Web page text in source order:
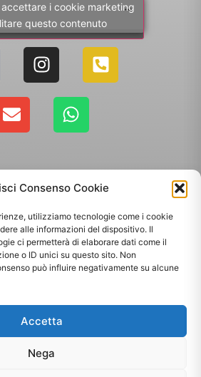
Consenso Cookie
utilizziamo tecnologie come i cookie
alle informazioni del dispositivo. Il
ci permetterà di elaborare dati come il
o ID unici su questo sito. Non
può influire negativamente su alcune
Accetta
Nega
i cookie marketing
questo contenuto
di Sandonà Alessandro & C. | Via Roma 106,
PD | P.Iva: 03885160287
daOrezero Digital Agency